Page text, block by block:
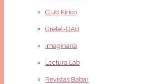
Club Kirico
Gretel-UAB
Imaginaria
Lectura Lab
Revistas Babar